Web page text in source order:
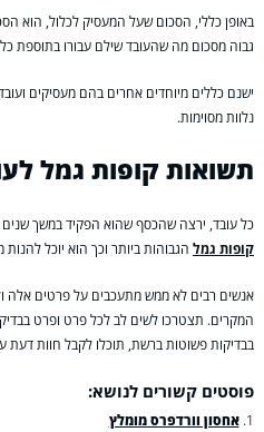
באופן כללי, הסכום שעל המעסיק לכלול, הוא
גבוה מסכום מה שהעובד שילם עבורו בתוספת
ישנם כללים מיוחדים אחרים בהם מעסיקים
נלוות מסוימות.
תשואות קופות גמל
כל עובד, ירצה שהכסף שהוא הפקיד במשך
קופות גמל הגבוהות ביותר וכך הוא יוכל להנות
אנשים רבים לא ממש מתעכבים על פרטים אלה
המקרים. תצטרכו לשים לב לכל פרט ופרט
בבדיקות פשוטות ברשת, תוכלו לקבל חוות
פוסטים קשורים לנושא:
אחסון וורדפרס מומלץ